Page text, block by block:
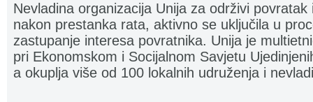
Nevladina organizacija Unija za održivi
nakon prestanka rata, aktivno se uključila u
zastupanje interesa povratnika. Unija je
pri Ekonomskom i Socijalnom Savjetu
a okuplja više od 100 lokalnih udruženja i